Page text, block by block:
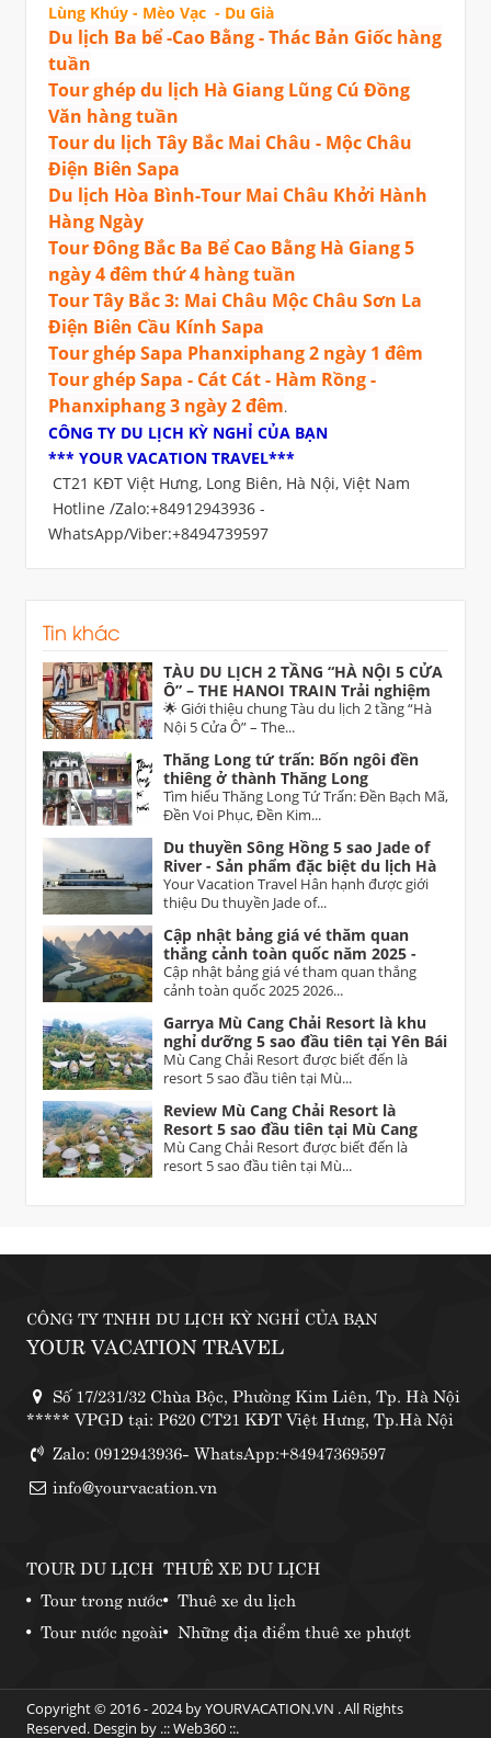
Lùng Khúy - Mèo Vạc - Du Già
Du lịch Ba bể -Cao Bằng - Thác Bản Giốc hàng
tuần
Tour ghép du lịch Hà Giang Lũng Cú Đồng
Văn hàng tuần
Tour du lịch Tây Bắc Mai Châu - Mộc Châu
Điện Biên Sapa
Du lịch Hòa Bình-Tour Mai Châu Khởi Hành
Hàng Ngày
Tour Đông Bắc Ba Bể Cao Bằng Hà Giang 5
ngày 4 đêm thứ 4 hàng tuần
Tour Tây Bắc 3: Mai Châu Mộc Châu Sơn La
Điện Biên Cầu Kính Sapa
Tour ghép Sapa Phanxiphang 2 ngày 1 đêm
Tour ghép Sapa - Cát Cát - Hàm Rồng -
Phanxiphang 3 ngày 2 đêm.
CÔNG TY DU LỊCH KỲ NGHỈ CỦA BẠN
*** YOUR VACATION TRAVEL***
CT21 KĐT Việt Hưng, Long Biên, Hà Nội, Việt Nam
Hotline /Zalo:+84912943936 -
WhatsApp/Viber:+8494739597
Tin khác
TÀU DU LỊCH 2 TẦNG “HÀ NỘI 5 CỬA
Ô” – THE HANOI TRAIN Trải nghiệm
di sản độc đáo dịp 30/4 trên tuyến Hà
Nội – Từ Sơn (Bắc Ninh)
🌟 Giới thiệu chung Tàu du lịch 2 tầng “Hà
Nội 5 Cửa Ô” – The...
Thăng Long tứ trấn: Bốn ngôi đền
thiêng ở thành Thăng Long
Tìm hiểu Thăng Long Tứ Trấn: Đền Bạch Mã,
Đền Voi Phục, Đền Kim...
Du thuyền Sông Hồng 5 sao Jade of
River - Sản phẩm đặc biệt du lịch Hà
Nội
Your Vacation Travel Hân hạnh được giới
thiệu Du thuyền Jade of...
Cập nhật bảng giá vé thăm quan
thắng cảnh toàn quốc năm 2025 -
2026 Vietnam tourist attractions
ticket prices
Cập nhật bảng giá vé tham quan thắng
cảnh toàn quốc 2025 2026...
Garrya Mù Cang Chải Resort là khu
nghỉ dưỡng 5 sao đầu tiên tại Yên Bái
Mù Cang Chải Resort được biết đến là
resort 5 sao đầu tiên tại Mù...
Review Mù Cang Chải Resort là
Resort 5 sao đầu tiên tại Mù Cang
Chải Yên Bái
Mù Cang Chải Resort được biết đến là
resort 5 sao đầu tiên tại Mù...
CÔNG TY TNHH DU LỊCH KỲ NGHỈ CỦA BẠN
YOUR VACATION TRAVEL
Số 17/231/32 Chùa Bộc, Phường Kim Liên, Tp. Hà Nội
***** VPGD tại: P620 CT21 KĐT Việt Hưng, Tp.Hà Nội
Zalo: 0912943936- WhatsApp:+84947369597
info@yourvacation.vn
TOUR DU LỊCH
Tour trong nước
Tour nước ngoài
THUÊ XE DU LỊCH
Thuê xe du lịch
Những địa điểm thuê xe phượt
Copyright © 2016 - 2024 by YOURVACATION.VN . All Rights
Reserved. Desgin by .::Web360 ::.